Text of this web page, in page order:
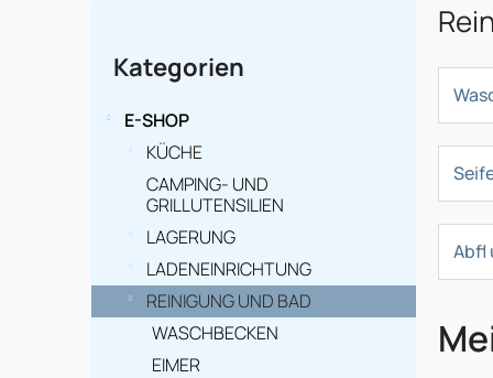
e
i
überspringen
Kategorien
E-SHOP
KÜCHE
CAMPING- UND
GRILLUTENSILIEN
LAGERUNG
LADENEINRICHTUNG
REINIGUNG UND BAD
WASCHBECKEN
EIMER
Abfl